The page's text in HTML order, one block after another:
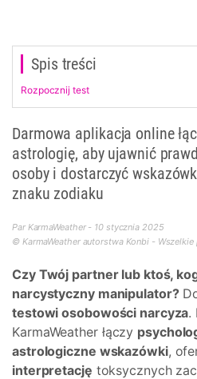
Spis treści
Rozpocznij test
Darmowa aplikacja online
astrologię, aby ujawnić
osoby i dostarczyć
znaku zodiaku
Par KarmaWeather - 10 stycznia 2025
© KarmaWeather autorstwa Konbi -
Czy Twój partner lub ktoś,
narcystyczny manipulator?
testowi osobowości narcyza.
KarmaWeather łączy
astrologiczne wskazówki,
interpretację toksycznych